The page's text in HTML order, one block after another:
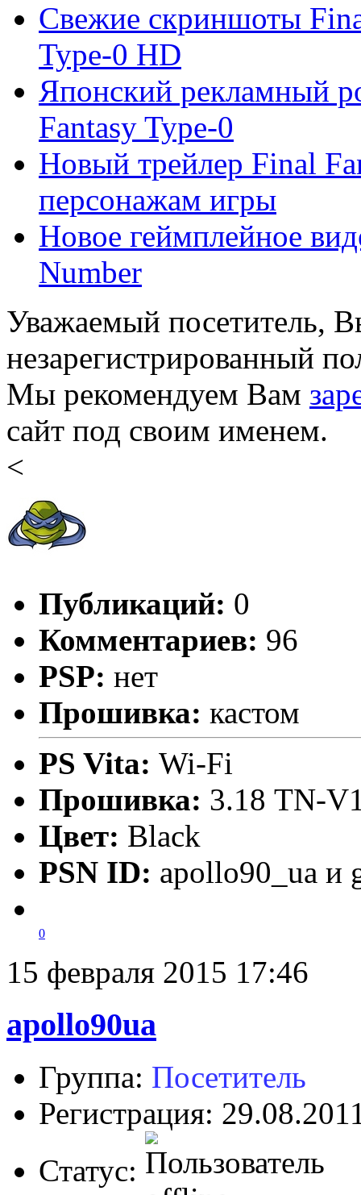
Свежие скриншоты
Type-0 HD
Японский рекламный
Fantasy Type-0
Новый трейлер Final
персонажам игры
Новое геймплейное
Number
Уважаемый посетитель,
незарегистрированный
Мы рекомендуем Вам
сайт под своим именем.
<
Публикаций: 0
Комментариев: 96
PSP: нет
Прошивка: кастом
PS Vita: Wi-Fi
Прошивка: 3.18 TN-
Цвет: Black
PSN ID: apollo90_ua и
0
15 февраля 2015 17:46
apollo90ua
Группа: Посетитель
Регистрация:
Статус: